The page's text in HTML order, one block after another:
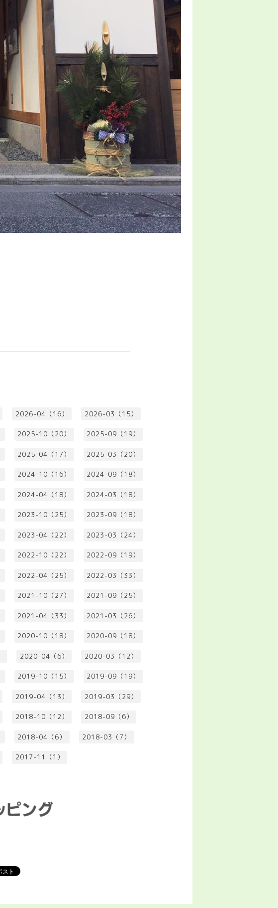
2026-04（16） 2026-03（15）
2025-10（20） 2025-09（19）
2025-04（17） 2025-03（20）
2024-10（16） 2024-09（18）
2024-04（18） 2024-03（18）
2023-10（25） 2023-09（18）
2023-04（22） 2023-03（24）
2022-10（22） 2022-09（19）
2022-04（25） 2022-03（33）
2021-10（27） 2021-09（25）
2021-04（33） 2021-03（26）
2020-10（18） 2020-09（18）
2020-04（6） 2020-03（12）
2019-10（15） 2019-09（19）
2019-04（13） 2019-03（29）
2018-10（12） 2018-09（6）
2018-04（6） 2018-03（7）
2017-11（1）